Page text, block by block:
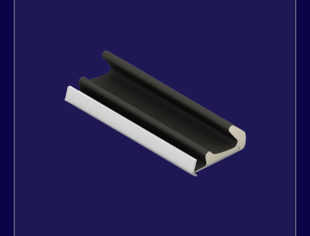
25 m
- +
In winkelwagen